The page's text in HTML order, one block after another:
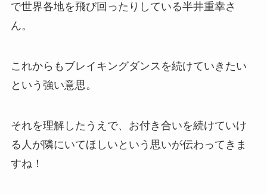
で世界各地を飛び回ったりしている半井重幸さ
ん。
これからもブレイキングダンスを続けていきたい
という強い意思。
それを理解したうえで、お付き合いを続けていけ
る人が隣にいてほしいという思いが伝わってきま
すね！